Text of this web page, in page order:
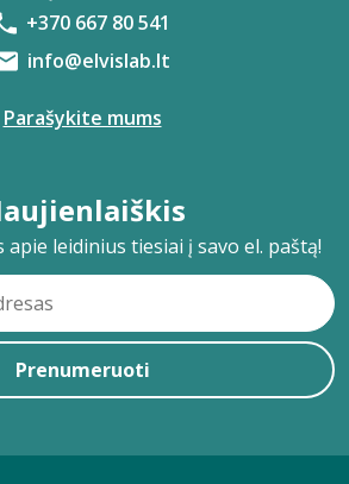
+370 667 80 541
info@elvislab.lt
Parašykite mums
leidinius tiesiai į savo el. paštą!
Prenumeruoti